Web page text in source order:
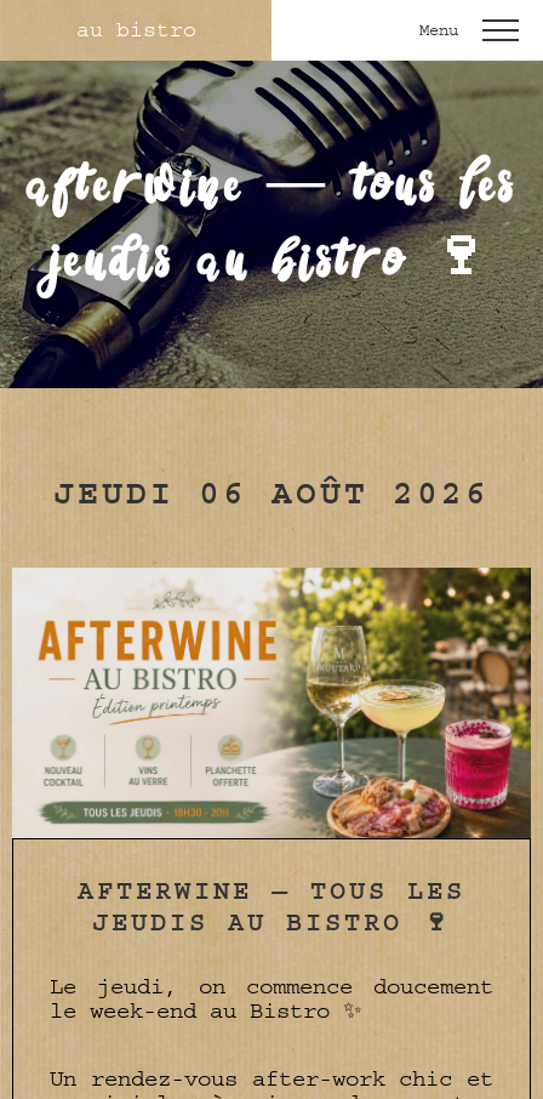
au bistro Menu
afterwine — tous les
jeudis au bistro 🍷
JEUDI 06 AOÛT 2026
AFTERWINE — TOUS LES
JEUDIS AU BISTRO 🍷
Le jeudi, on commence doucement
le week-end au Bistro ✨
Un rendez-vous after-work chic et